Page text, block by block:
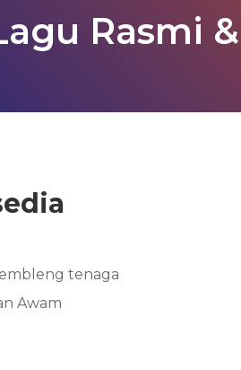
Rasmi
tenaga
Awam